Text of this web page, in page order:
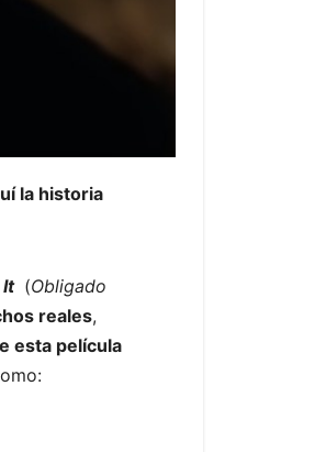
la historia
It (Obligado
reales,
esta película